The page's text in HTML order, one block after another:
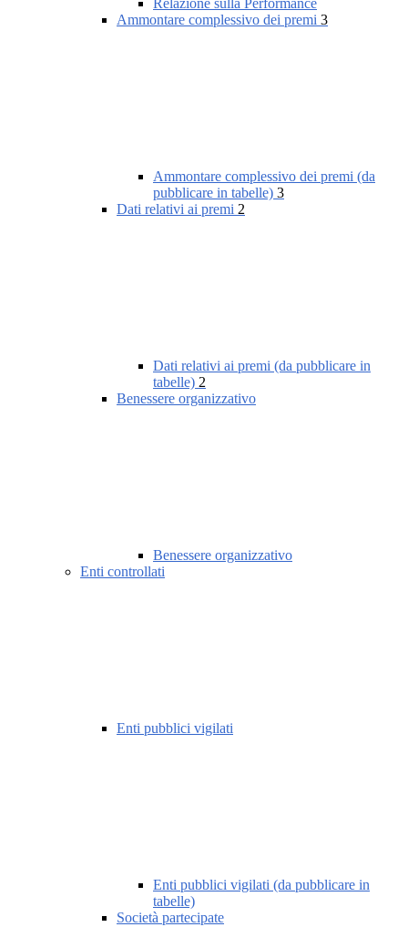
Relazione sulla Performance
Ammontare complessivo dei premi 3
Ammontare complessivo dei premi (da
pubblicare in tabelle) 3
Dati relativi ai premi 2
Dati relativi ai premi (da pubblicare in
tabelle) 2
Benessere organizzativo
Benessere organizzativo
Enti controllati
Enti pubblici vigilati
Enti pubblici vigilati (da pubblicare in
tabelle)
Società partecipate